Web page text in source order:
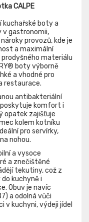
CALPE
kuchařské boty a
v gastronomii,
provozů, kde je
a maximální
prodyšného materiálu
boty výborně
a vhodné pro
restaurace.
antibakteriální
komfort i
opatek zajišťuje
kolem kotníku
pro servírky,
nohou.
a vysoce
a znečištěné
tekutiny, což z
kuchyně i
Obuv je navíc
a odolná vůči
v kuchyni, výdeji jídel